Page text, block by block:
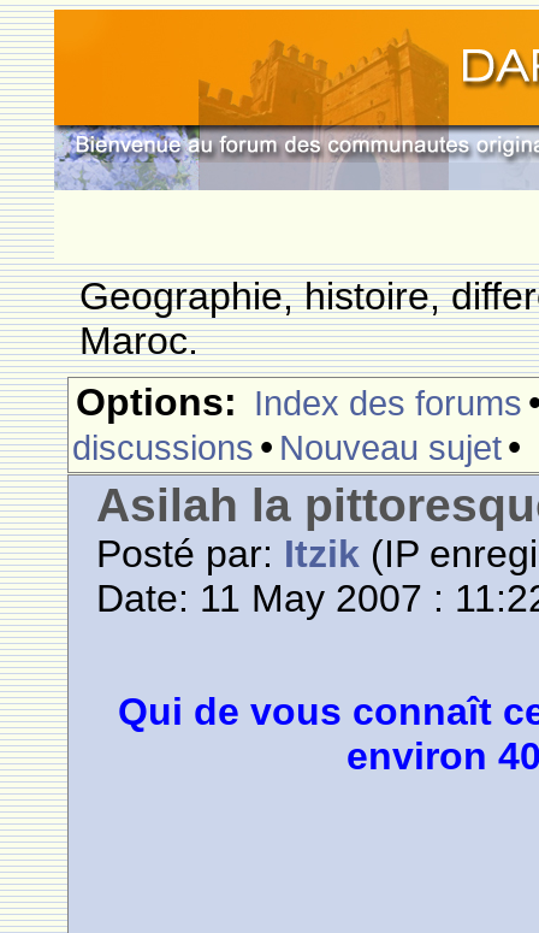
Geographie, histoire,
Maroc.
Options: Index des forums
discussions • Nouveau sujet•
Asilah la
Posté par: Itzik (IP
Date: 11 May 2007 :
Qui de vous connaît
environ